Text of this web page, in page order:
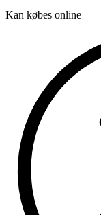
Kan købes online